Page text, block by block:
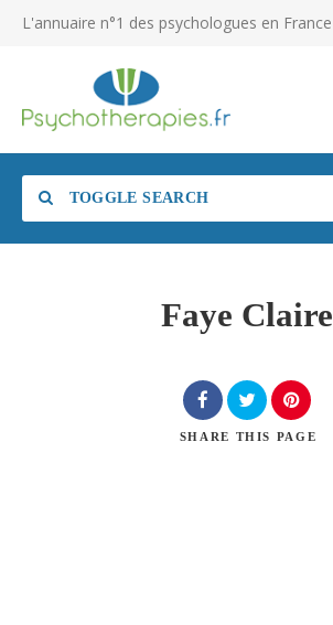
L'annuaire n°1 des psychologues en France
TOGGLE SEARCH
Faye Claire
SHARE THIS PAGE